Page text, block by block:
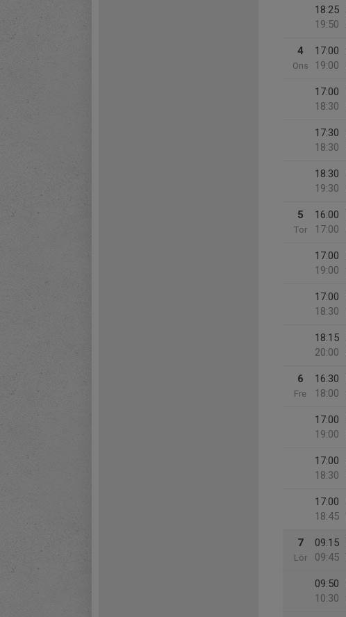
18:25
19:50
4
Ons
17:00
19:00
17:00
18:30
17:30
18:30
18:30
19:30
5
Tor
16:00
17:00
17:00
19:00
17:00
18:30
18:15
20:00
6
Fre
16:30
18:00
17:00
19:00
17:00
18:30
17:00
18:45
7
Lör
09:15
09:45
09:50
10:30